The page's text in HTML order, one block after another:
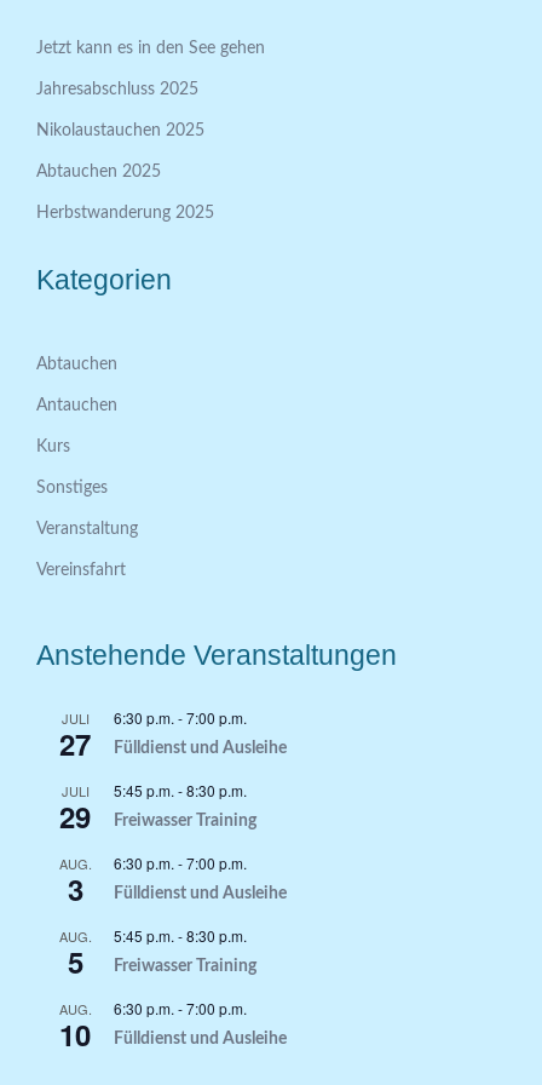
Jetzt kann es in den See gehen
Jahresabschluss 2025
Nikolaustauchen 2025
Abtauchen 2025
Herbstwanderung 2025
Kategorien
Abtauchen
Antauchen
Kurs
Sonstiges
Veranstaltung
Vereinsfahrt
Anstehende Veranstaltungen
JULI
27
6:30 p.m. -7:00 p.m.
Fülldienst und Ausleihe
JULI
29
5:45 p.m. -8:30 p.m.
Freiwasser Training
AUG.
3
6:30 p.m. -7:00 p.m.
Fülldienst und Ausleihe
AUG.
5
5:45 p.m. -8:30 p.m.
Freiwasser Training
AUG.
10
6:30 p.m. -7:00 p.m.
Fülldienst und Ausleihe